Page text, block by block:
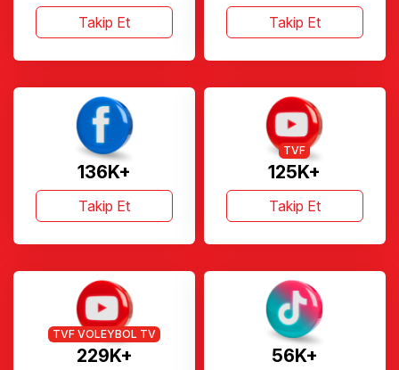
Takip Et Takip Et
136K+
Takip Et
125K+
TVF
Takip Et
229K+
TVF VOLEYBOL TV
56K+